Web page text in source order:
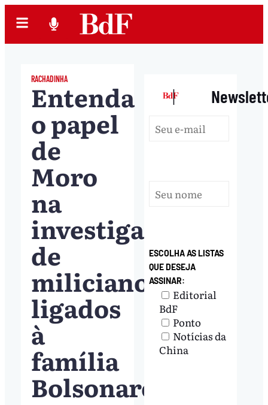
RACHADINHA
Entenda
o papel
de
Moro
na
investigação
de
milicianos
ligados
à
família
Bolsonaro
|
ESCOLHA AS LISTAS
QUE DESEJA
ASSINAR:
Editorial
BdF
Ponto
Notícias da
China